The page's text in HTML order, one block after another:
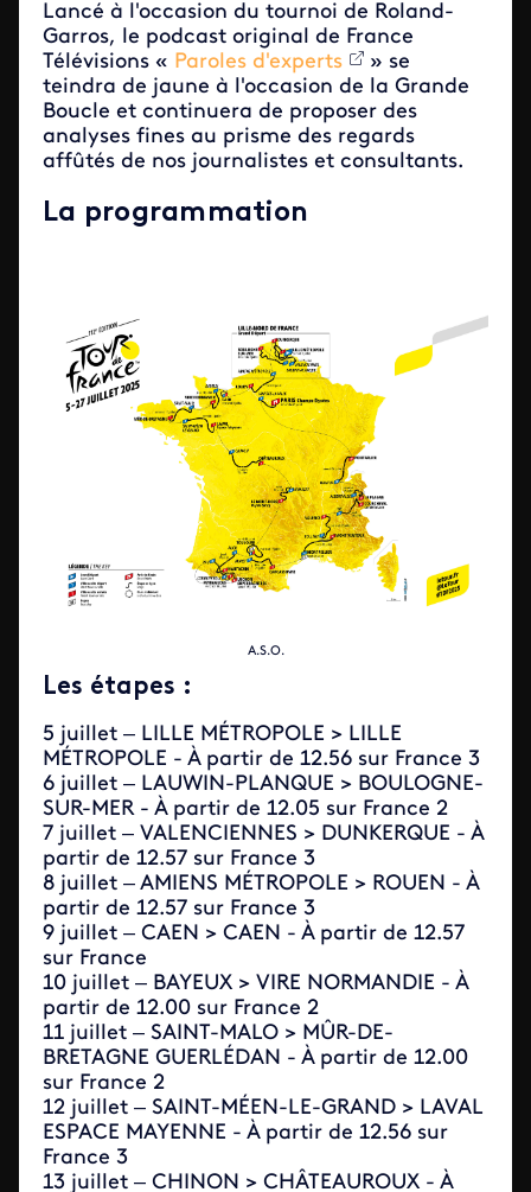
Lancé à l'occasion du tournoi de Roland-
Garros, le podcast original de France
Télévisions « Paroles d'experts
» se
teindra de jaune à l'occasion de la Grande
Boucle et continuera de proposer des
analyses fines au prisme des regards
affûtés de nos journalistes et consultants.
La programmation
A.S.O.
Les étapes :
5 juillet – LILLE MÉTROPOLE > LILLE
MÉTROPOLE - À partir de 12.56 sur France 3
6 juillet – LAUWIN-PLANQUE > BOULOGNE-
SUR-MER - À partir de 12.05 sur France 2
7 juillet – VALENCIENNES > DUNKERQUE - À
partir de 12.57 sur France 3
8 juillet – AMIENS MÉTROPOLE > ROUEN - À
partir de 12.57 sur France 3
9 juillet – CAEN > CAEN - À partir de 12.57
sur France
10 juillet – BAYEUX > VIRE NORMANDIE - À
partir de 12.00 sur France 2
11 juillet – SAINT-MALO > MÛR-DE-
BRETAGNE GUERLÉDAN - À partir de 12.00
sur France 2
12 juillet – SAINT-MÉEN-LE-GRAND > LAVAL
ESPACE MAYENNE - À partir de 12.56 sur
France 3
13 juillet – CHINON > CHÂTEAUROUX - À